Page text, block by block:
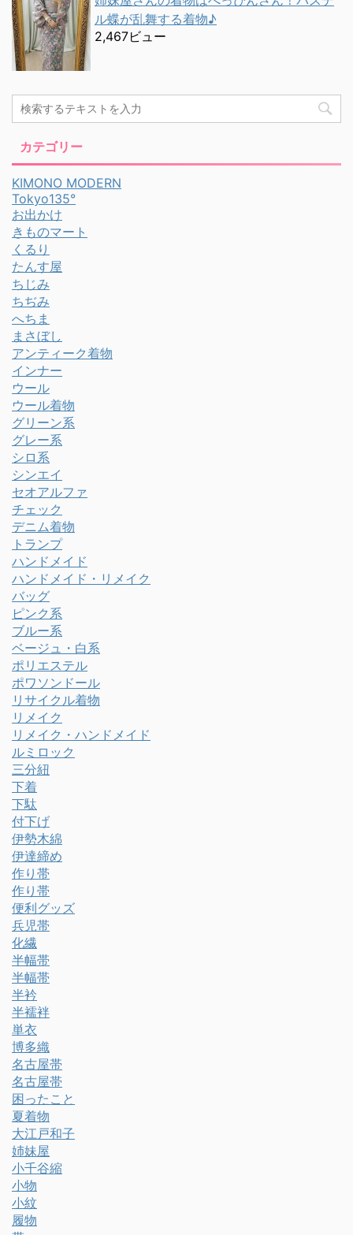
ル蝶が乱舞する着物♪
2,467ビュー
カテゴリー
KIMONO MODERN
Tokyo135°
お出かけ
きものマート
くるり
たんす屋
ちじみ
ちぢみ
へちま
まさぼし
アンティーク着物
インナー
ウール
ウール着物
グリーン系
グレー系
シロ系
シンエイ
セオアルファ
チェック
デニム着物
トランプ
ハンドメイド
ハンドメイド・リメイク
バッグ
ピンク系
ブルー系
ベージュ・白系
ポリエステル
ポワソンドール
リサイクル着物
リメイク
リメイク・ハンドメイド
ルミロック
三分紐
下着
下駄
付下げ
伊勢木綿
伊達締め
作り帯
作り帯
便利グッズ
兵児帯
化繊
半幅帯
半幅帯
半衿
半襦袢
単衣
博多織
名古屋帯
名古屋帯
困ったこと
夏着物
大江戸和子
姉妹屋
小千谷縮
小物
小紋
履物